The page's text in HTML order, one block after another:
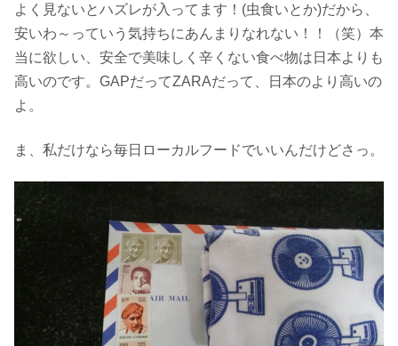
よく見ないとハズレが入ってます！(虫食いとか)だから、
安いわ～っていう気持ちにあんまりなれない！！（笑）本
当に欲しい、安全で美味しく辛くない食べ物は日本よりも
高いのです。GAPだってZARAだって、日本のより高いの
よ。
ま、私だけなら毎日ローカルフードでいいんだけどさっ。